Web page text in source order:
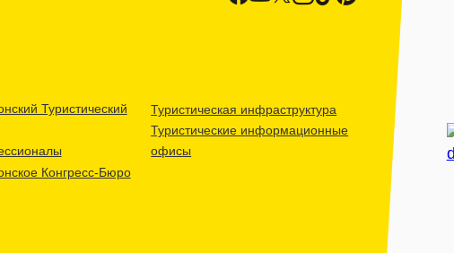
Туристический
Конгресс-Бюро
Туристическая инфраструктура
Туристические информационные
офисы